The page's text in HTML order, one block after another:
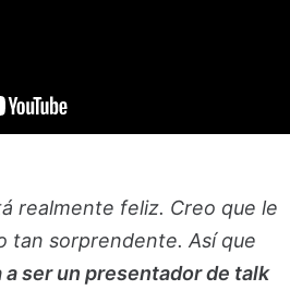
realmente feliz. Creo que le
tan sorprendente. Así que
a ser un presentador de talk